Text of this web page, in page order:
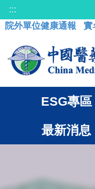
:::
院外單位健康通報
實
ESG專區
最新消息